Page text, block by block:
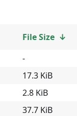
File Size ↓
-
17.3 KiB
2.8 KiB
37.7 KiB